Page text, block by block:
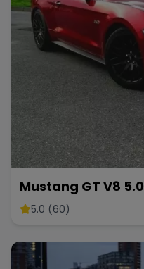
Mustang GT V8 5.0
5.0 (60)